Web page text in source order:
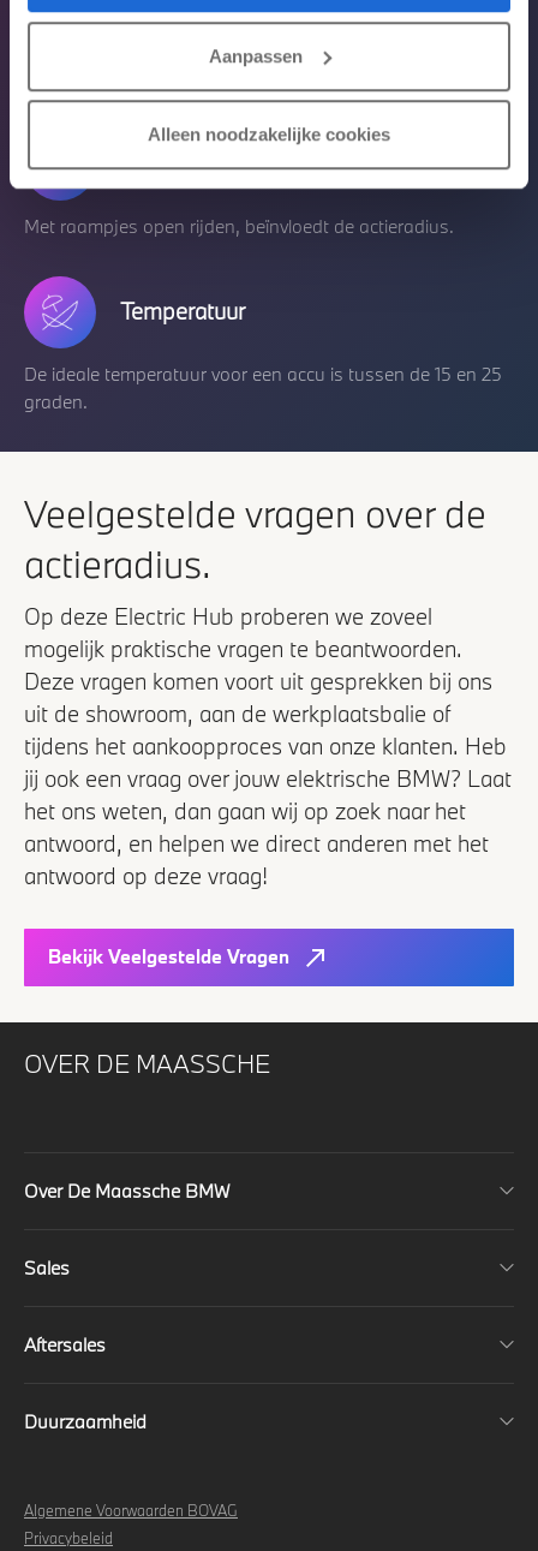
Aanpassen
Alleen noodzakelijke cookies
Aurodynamica.
Ramen en panoramadak.
Met raampjes open rijden, beïnvloedt de actieradius.
Temperatuur
De ideale temperatuur voor een accu is tussen de 15 en 25
graden.
Veelgestelde vragen over de
actieradius.
Op deze Electric Hub proberen we zoveel
mogelijk praktische vragen te beantwoorden.
Deze vragen komen voort uit gesprekken bij ons
uit de showroom, aan de werkplaatsbalie of
tijdens het aankoopproces van onze klanten. Heb
jij ook een vraag over jouw elektrische BMW? Laat
het ons weten, dan gaan wij op zoek naar het
antwoord, en helpen we direct anderen met het
antwoord op deze vraag!
Bekijk Veelgestelde Vragen
OVER DE MAASSCHE
Over De Maassche BMW
Sales
Aftersales
Duurzaamheid
Algemene Voorwaarden BOVAG
Privacybeleid